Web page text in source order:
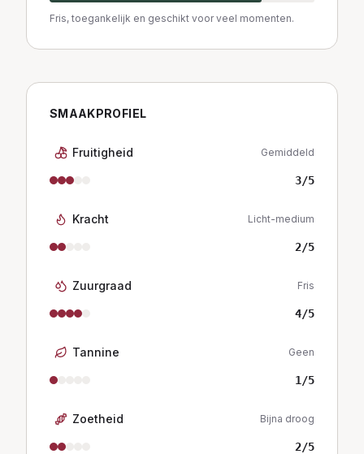
Fris, toegankelijk en geschikt voor veel momenten.
SMAAKPROFIEL
Fruitigheid Gemiddeld
3/5
Kracht Licht-medium
2/5
Zuurgraad Fris
4/5
Tannine Geen
1 /5
Zoetheid Bijna droog
2/5